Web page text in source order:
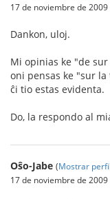
17 de noviembre de 2009
Dankon, uloj.
Mi opinias ke "de
oni pensas ke "sur
ĉi tio estas evidenta.
Do, la respondo al
Oŝo-Jabe (Mostrar perfil
17 de noviembre de 2009